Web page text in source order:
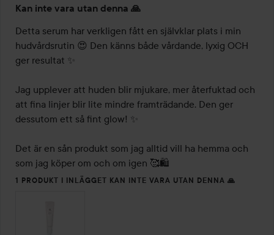
5
av
5
Kan inte vara utan denna 🙏
Detta serum har verkligen fått en självklar plats i min
hudvårdsrutin 😍 Den känns både vårdande, lyxig OCH
ger resultat ✨
Jag upplever att huden blir mjukare, mer återfuktad och
att fina linjer blir lite mindre framträdande. Den ger
dessutom ett så fint glow! ✨
Det är en sån produkt som jag alltid vill ha hemma och
som jag köper om och om igen 🥰🛍️
1 PRODUKT I INLÄGGET KAN INTE VARA UTAN DENNA 🙏